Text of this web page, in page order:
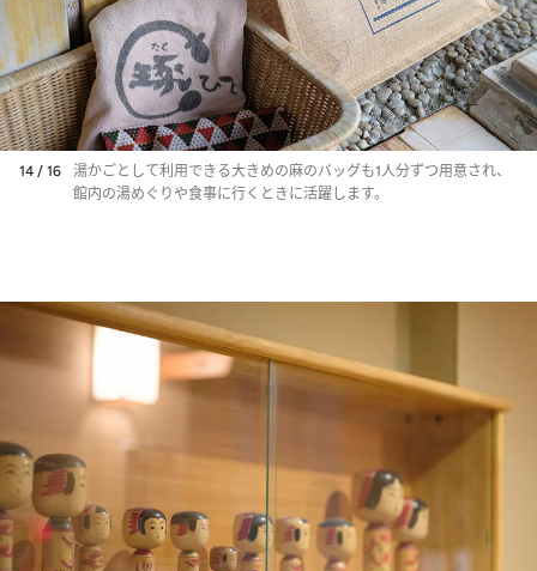
14 / 16
湯かごとして利用できる大きめの麻のバッグも1人分ずつ用意され、
館内の湯めぐりや食事に行くときに活躍します。